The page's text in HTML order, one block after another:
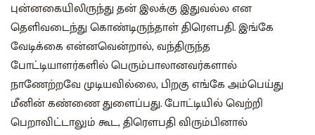
புன்னகையிலிருந்து தன் இலக்கு இதுவல்ல என
தெளிவடைந்து கொண்டிருந்தாள் திரௌபதி. இங்கே
வேடிக்கை என்னவென்றால், வந்திருந்த
போட்டியாளர்களில் பெரும்பாலானவர்களால்
நாணேற்றவே முடியவில்லை‌, பிறகு எங்கே அம்பெய்து
மீனின் கண்ணை துளைப்பது. போட்டியில் வெற்றி
பெறாவிட்டாலும் கூட, திரௌபதி விரும்பினால்